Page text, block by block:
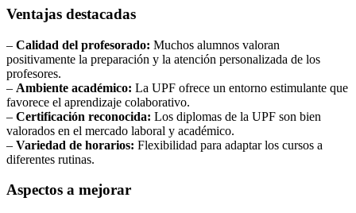
Ventajas destacadas
– Calidad del profesorado: Muchos alumnos valoran
positivamente la preparación y la atención personalizada de los
profesores.
– Ambiente académico: La UPF ofrece un entorno estimulante que
favorece el aprendizaje colaborativo.
– Certificación reconocida: Los diplomas de la UPF son bien
valorados en el mercado laboral y académico.
– Variedad de horarios: Flexibilidad para adaptar los cursos a
diferentes rutinas.
Aspectos a mejorar